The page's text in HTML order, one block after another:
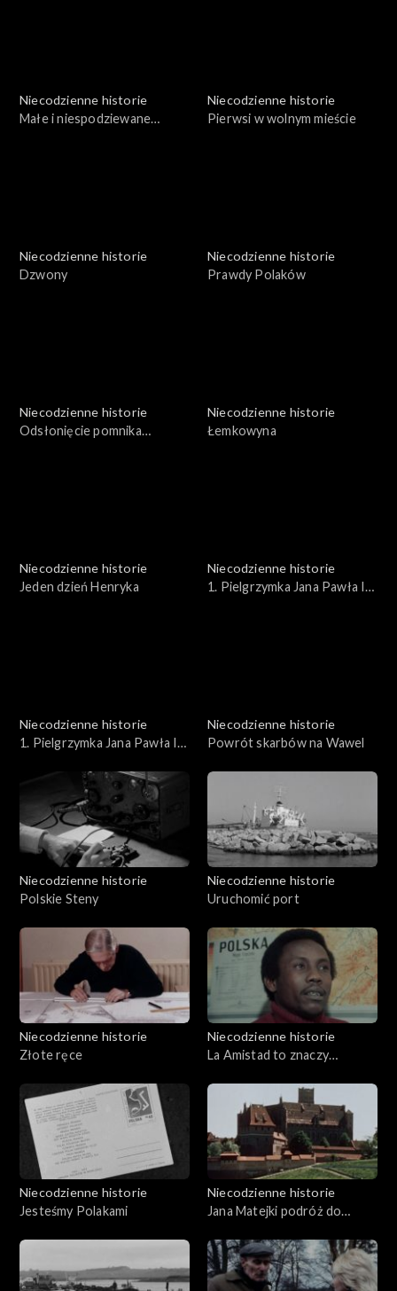
Niecodzienne historie
Małe i niespodziewane
Niecodzienne historie
Pierwsi w wolnym mieście
Niecodzienne historie
Dzwony
Niecodzienne historie
Prawdy Polaków
Niecodzienne historie
Odsłonięcie pomnika
Niecodzienne historie
Łemkowyna
Niecodzienne historie
Jeden dzień Henryka
Niecodzienne historie
1. Pielgrzymka Jana Pawła II
Niecodzienne historie
1. Pielgrzymka Jana Pawła II
Krakowie - przyjazd do
Pałacu Biskupiego
Niecodzienne historie
Powrót skarbów na Wawel
Niecodzienne historie
Polskie Steny
Niecodzienne historie
Uruchomić port
Niecodzienne historie
Złote ręce
Niecodzienne historie
La Amistad to znaczy
Niecodzienne historie
Jesteśmy Polakami
Niecodzienne historie
Jana Matejki podróż do